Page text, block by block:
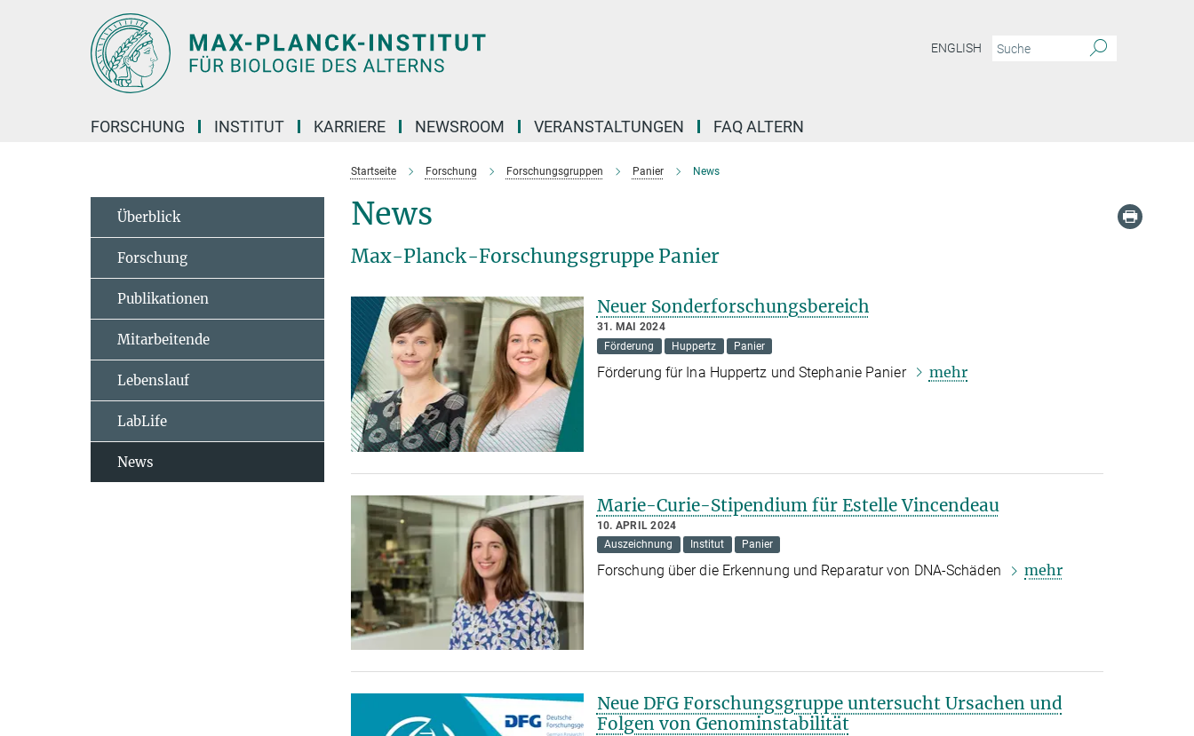
ENGLISH
FORSCHUNG INSTITUT KARRIERE NEWSROOM VERANSTALTUNGEN FAQ ALTERN
Startseite Forschung Forschungsgruppen Panier News
News
Max-Planck-Forschungsgruppe Panier
Neuer Sonderforschungsbereich
31. MAI 2024
Förderung
Huppertz Panier
Förderung für Ina Huppertz und Stephanie Panier mehr
Marie-Curie-Stipendium für Estelle Vincendeau
10. APRIL 2024
Auszeichnung
Institut Panier
Forschung über die Erkennung und Reparatur von DNA-Schäden mehr
Neue DFG Forschungsgruppe untersucht Ursachen und
Folgen von Genominstabilität
Überblick
Forschung
Publikationen
Mitarbeitende
Lebenslauf
LabLife
News